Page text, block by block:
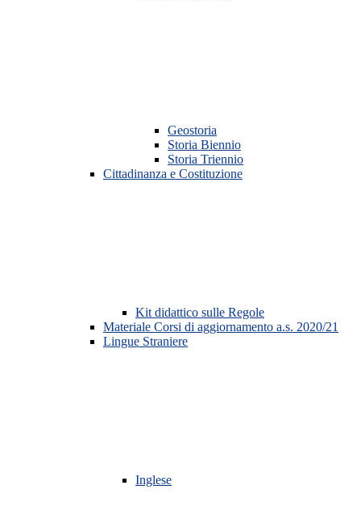
Geostoria
Storia Biennio
Storia Triennio
Cittadinanza e Costituzione
Kit didattico sulle Regole
Materiale Corsi di aggiornamento a.s. 2020/21
Lingue Straniere
Inglese